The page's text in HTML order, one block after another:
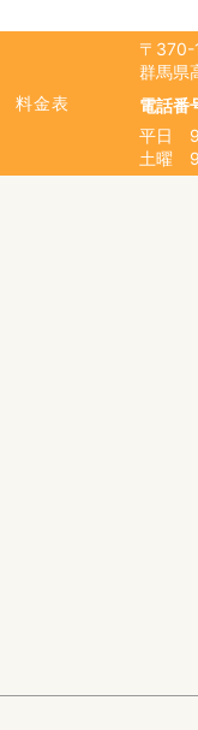
料金表
〒370-
群馬県
電話番
平日 9
土曜 9